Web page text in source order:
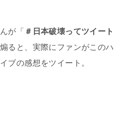
が「 ＃日本破壊ってツイート
ると、実際にファンがこのハ
ブの感想をツイート。